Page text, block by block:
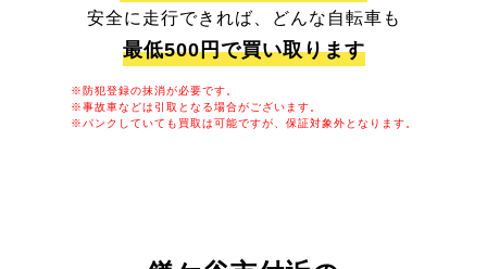
安全に走行できれば、どんな自転車も
最低500円で買い取ります
※防犯登録の抹消が必要です。
※事故車などは引取となる場合がございます。
※パンクしていても買取は可能ですが、保証対象外となります。